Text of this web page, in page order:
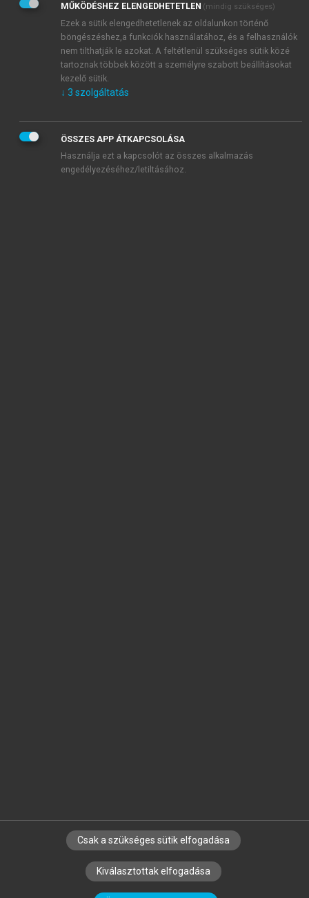
Adatkezelési tájékoztatóbanfoglaltakat tudomásul
veszem és elfogadom.
Általános vásárlási feltételeket, valamint a szotar.netés a
mersz.huoldalak licencszerződéseiben foglaltakat
tudomásul veszem és elfogadom.
KIPRÓBÁLOM
SZERZŐKNEK CÉGEKNEK KÖNYVTÁROSOKNAK
SZERKESZTÉSI ÉS LEKTORÁLÁSI ALAPELVEK
MŰKÖDÉSHEZ ELENGEDHETETLEN (mindig szükséges)
Ezek a sütik elengedhetetlenek az oldalunkon történő
böngészéshez,a funkciók használatához, és a felhasználók
nem tilthatják le azokat. A feltétlenül szükséges sütik közé
tartoznak többek között a személyre szabott beállításokat
kezelő sütik.
↓ 3 szolgáltatás
ÖSSZES APP ÁTKAPCSOLÁSA
Használja ezt a kapcsolót az összes alkalmazás
engedélyezéséhez/letiltásához.
Csak a szükséges sütik elfogadása
Kiválasztottak elfogadása